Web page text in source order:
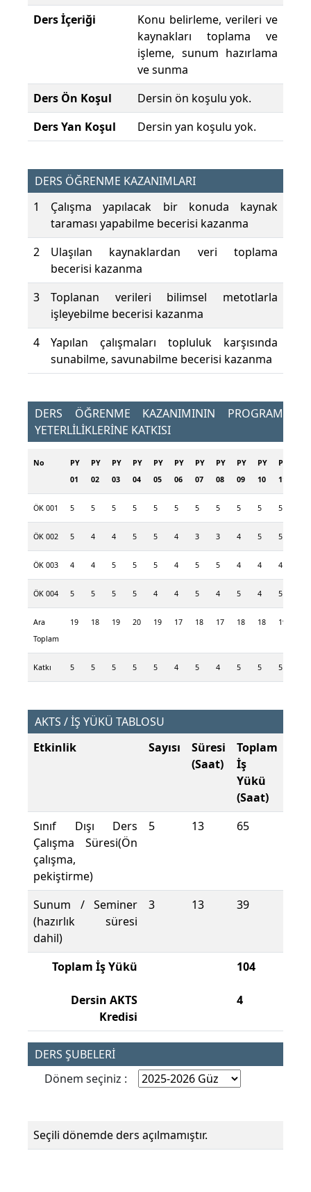
Ders İçeriği
Konu belirleme, verileri ve
kaynakları toplama ve
işleme, sunum hazırlama
ve sunma
Ders Ön Koşul
Dersin ön koşulu yok.
Ders Yan Koşul
Dersin yan koşulu yok.
DERS ÖĞRENME KAZANIMLARI
1
Çalışma yapılacak bir konuda kaynak
taraması yapabilme becerisi kazanma
2
Ulaşılan kaynaklardan veri toplama
becerisi kazanma
3
Toplanan verileri bilimsel metotlarla
işleyebilme becerisi kazanma
4
Yapılan çalışmaları topluluk karşısında
sunabilme, savunabilme becerisi kazanma
DERS ÖĞRENME KAZANIMININ PROGRAM
YETERLİLİKLERİNE KATKISI
No
PY
01
PY
02
PY
03
PY
04
PY
05
PY
06
PY
07
PY
08
PY
09
PY
10
PY
11
ÖK 001 5 5 5 5 5 5 5 5 5 5 5
ÖK 002 5 4 4 5 5 4 3 3 4 5 5
ÖK 003 4 4 5 5 5 4 5 5 4 4 4
ÖK 004 5 5 5 5 4 4 5 4 5 4 5
Ara
Toplam
19 18 19 20 19 17 18 17 18 18 19
Katkı 5 5 5 5 5 4 5 4 5 5 5
AKTS / İŞ YÜKÜ TABLOSU
Etkinlik
Sayısı
Süresi
(Saat)
Toplam
İş
Yükü
(Saat)
Sınıf Dışı Ders
Çalışma Süresi(Ön
çalışma,
pekiştirme)
5 13 65
Sunum / Seminer
(hazırlık süresi
dahil)
3 13 39
Toplam İş Yükü
Dersin AKTS
Kredisi
104
4
DERS ŞUBELERİ
Dönem seçiniz :
Seçili dönemde ders açılmamıştır.